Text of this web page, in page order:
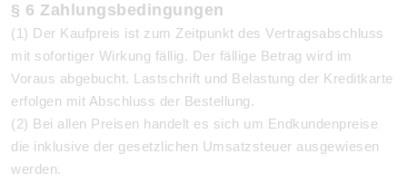
§ 6 Zahlungsbedingungen
(1) Der Kaufpreis ist zum Zeitpunkt des Vertragsabschluss
mit sofortiger Wirkung fällig. Der fällige Betrag wird im
Voraus abgebucht. Lastschrift und Belastung der Kreditkarte
erfolgen mit Abschluss der Bestellung.
(2) Bei allen Preisen handelt es sich um Endkundenpreise
die inklusive der gesetzlichen Umsatzsteuer ausgewiesen
werden.